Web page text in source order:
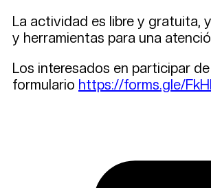
La actividad es libre y gratuita,
y herramientas para una
Los interesados en participar
formulario https://forms.gle/